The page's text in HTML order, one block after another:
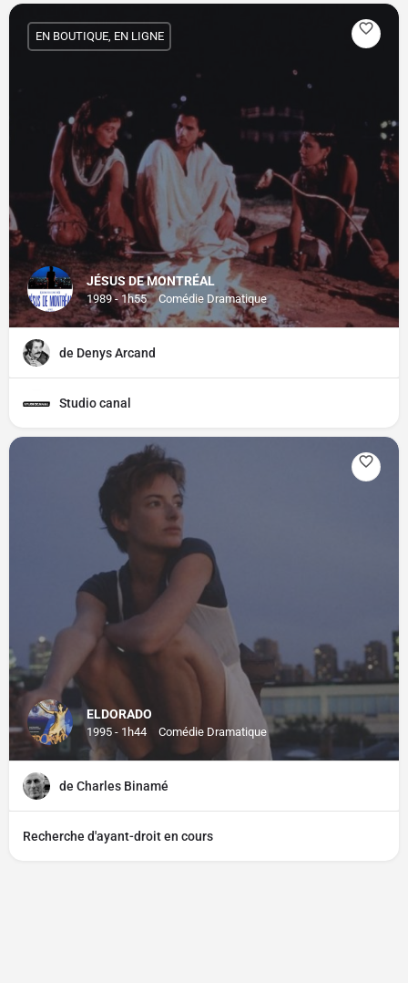
JÉSUS DE MONTRÉAL
1989 - 1h55 Comédie Dramatique
EN BOUTIQUE, EN LIGNE
de Denys Arcand
Studio canal
ELDORADO
1995 - 1h44 Comédie Dramatique
de Charles Binamé
Recherche d'ayant-droit en cours